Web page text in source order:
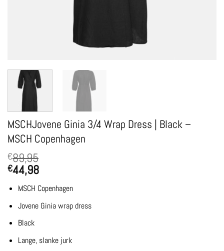
MSCHJovene Ginia 3/4 Wrap Dress | Black –
MSCH Copenhagen
€89,95
€44,98
MSCH Copenhagen
Jovene Ginia wrap dress
Black
Lange, slanke jurk